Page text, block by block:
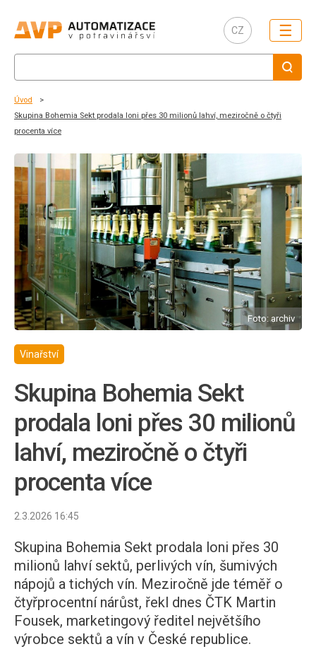
CZ ☰
Úvod
Skupina Bohemia Sekt prodala loni přes 30 milionů lahví, meziročně o čtyři
procenta více
Foto: archiv
Vinařství
Skupina Bohemia Sekt
prodala loni přes 30 milionů
lahví, meziročně o čtyři
procenta více
2.3.2026 16:45
Skupina Bohemia Sekt prodala loni přes 30
milionů lahví sektů, perlivých vín, šumivých
nápojů a tichých vín. Meziročně jde téměř o
čtyřprocentní nárůst, řekl dnes ČTK Martin
Fousek, marketingový ředitel největšího
výrobce sektů a vín v České republice.